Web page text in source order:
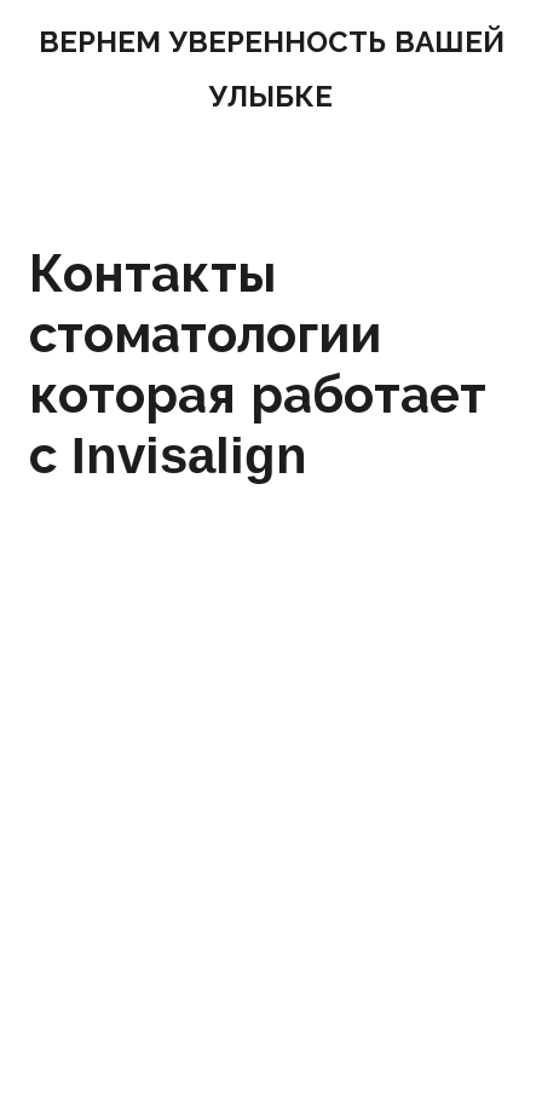
ВЕРНЕМ УВЕРЕННОСТЬ ВАШЕЙ
УЛЫБКЕ
Контакты
стоматологии
которая работает
с Invisalign